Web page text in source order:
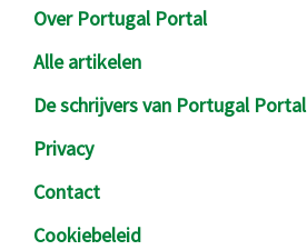
Over Portugal Portal
Alle artikelen
De schrijvers van Portugal Portal
Privacy
Contact
Cookiebeleid